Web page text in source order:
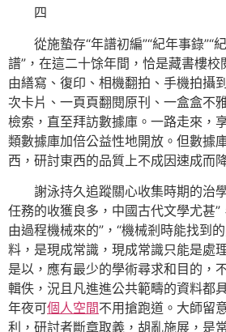
四
從施蟄存“年譜初編”“紀年事錄”“
譜”，在這二十馀年間，恰是藏書樓校
由繕寫、復印、相機翻拍、手機拍攝
次卡片、一頁頁翻閱原刊、一盒盒不
檢索，直至拜訪數據庫。一路走來，
類數據庫加倍公益性地開放。但數據
西，研討東西的品質上不成因速成而
謝泳持久追蹤關心收集時期的治
任務的收獲良多，中國古代文學尤甚”
由過程機械來的”，“機械剎時能找到
料，是現成常識，現成常識只能是處
是以，應有最少的學術尋求和目的，
輯佚，況且凡進進公共範疇的資料都
年夜可個人空間不用搶跑道。大師留
利，研討者斷章取義，胡亂施展，是